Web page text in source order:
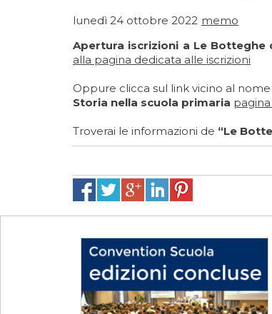
lunedì 24 ottobre 2022 memo
Apertura iscrizioni a Le Botteghe
alla pagina dedicata alle iscrizioni
Oppure clicca sul link vicino al
Storia nella scuola primaria
Troverai le informazioni de “Le